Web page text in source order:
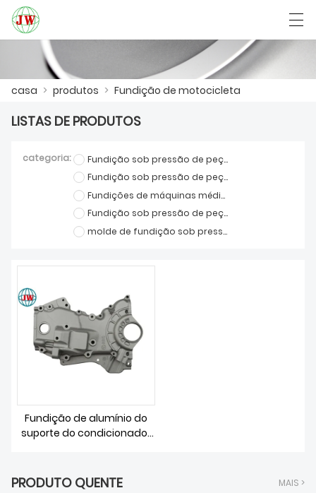
PRODUTOS
SHOW DE FÁBRICA
FALE CONOSCO
SOBRE NÓS
العربية Deutsch English
casa > produtos > Fundição de motocicleta
LISTAS DE PRODUTOS
categoria:
Fundição sob pressão de peças de móveis
Fundição sob pressão de peças de comunicação
Fundições de máquinas médicas
Fundição sob pressão de peças automotivas
molde de fundição sob pressão
Fundição de alumínio do
suporte do condicionador
PRODUTO QUENTE MAIS >